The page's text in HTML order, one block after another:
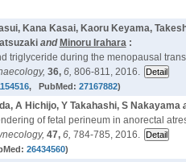
Kana Kasai, Kaoru Keyama,
and Minoru Irahara:
triglyceride during the menopausal
36, 6, 806-811, 2016.
, PubMed: 27167882)
A Hichijo, Y Takahashi, S Nakayama
of fetal perineum in anorectal
47, 6, 784-785, 2016.
26434560)